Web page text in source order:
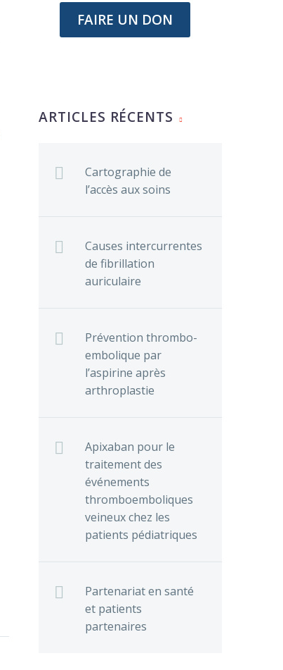
FAIRE UN DON
ARTICLES RÉCENTS
Cartographie de
l’accès aux soins
Causes intercurrentes
de fibrillation
auriculaire
Prévention thrombo-
embolique par
l’aspirine après
arthroplastie
Apixaban pour le
traitement des
événements
thromboemboliques
veineux chez les
patients pédiatriques
Partenariat en santé
et patients
partenaires